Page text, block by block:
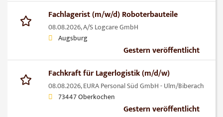
Fachlagerist (m/w/d) Roboterbauteile
08.08.2026,A/S Logcare GmbH
Augsburg
Gestern veröffentlicht
Fachkraft für Lagerlogistik (m/d/w)
08.08.2026,EURA Personal Süd GmbH - Ulm/Biberach
73447 Oberkochen
Gestern veröffentlicht